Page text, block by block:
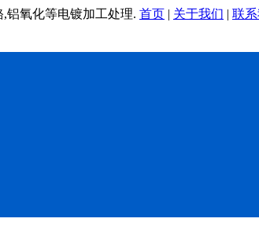
铝氧化等电镀加工处理. 首页 | 关于我们 | 联